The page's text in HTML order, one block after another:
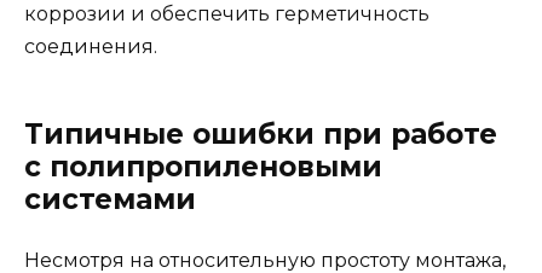
коррозии и обеспечить герметичность
соединения.
Типичные ошибки при работе
с полипропиленовыми
системами
Несмотря на относительную простоту монтажа,